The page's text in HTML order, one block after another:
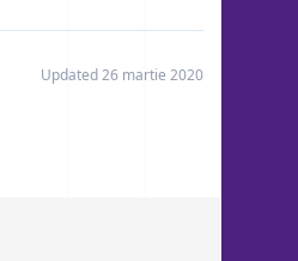
Updated 26 martie 2020